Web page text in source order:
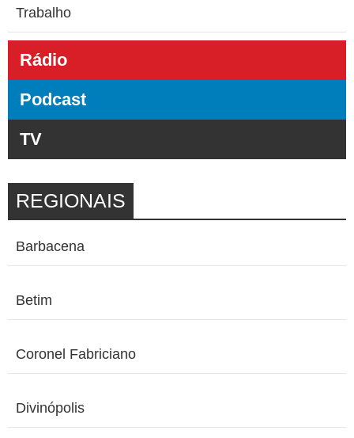
Trabalho
Rádio
Podcast
TV
REGIONAIS
Barbacena
Betim
Coronel Fabriciano
Divinópolis